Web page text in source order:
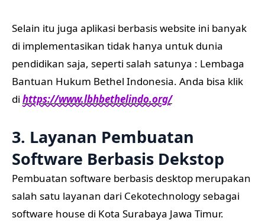
Selain itu juga aplikasi berbasis website ini banyak
di implementasikan tidak hanya untuk dunia
pendidikan saja, seperti salah satunya : Lembaga
Bantuan Hukum Bethel Indonesia. Anda bisa klik
di https://www.lbhbethelindo.org/
3. Layanan Pembuatan
Software Berbasis Dekstop
Pembuatan software berbasis desktop merupakan
salah satu layanan dari Cekotechnology sebagai
software house di Kota Surabaya Jawa Timur.